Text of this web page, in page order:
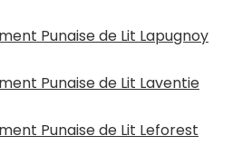
Punaise de Lit Lapugnoy
Punaise de Lit Laventie
Punaise de Lit Leforest